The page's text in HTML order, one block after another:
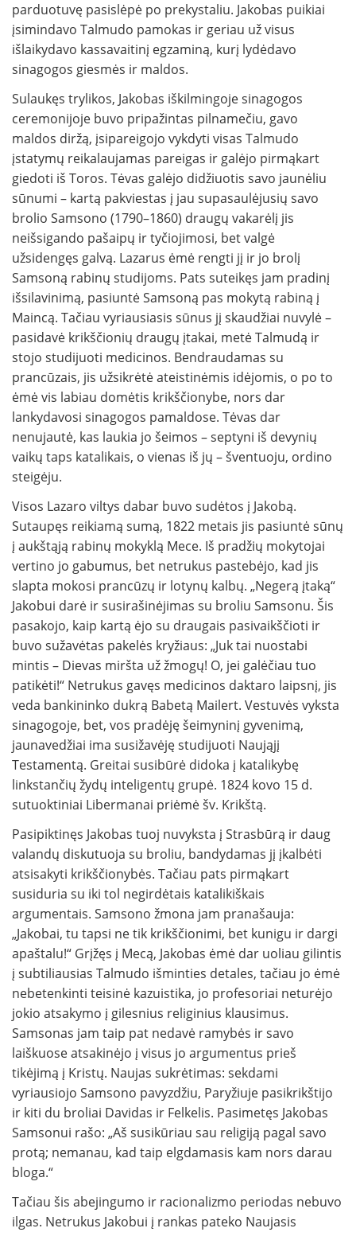
parduotuvę pasislėpė po prekystaliu. Jakobas puikiai
įsimindavo Talmudo pamokas ir geriau už visus
išlaikydavo kassavaitinį egzaminą, kurį lydėdavo
sinagogos giesmės ir maldos.
Sulaukęs trylikos, Jakobas iškilmingoje sinagogos
ceremonijoje buvo pripažintas pilnamečiu, gavo
maldos diržą, įsipareigojo vykdyti visas Talmudo
įstatymų reikalaujamas pareigas ir galėjo pirmąkart
giedoti iš Toros. Tėvas galėjo didžiuotis savo jaunėliu
sūnumi – kartą pakviestas į jau supasaulėjusių savo
brolio Samsono (1790–1860) draugų vakarėlį jis
neišsigando pašaipų ir tyčiojimosi, bet valgė
užsidengęs galvą. Lazarus ėmė rengti jį ir jo brolį
Samsoną rabinų studijoms. Pats suteikęs jam pradinį
išsilavinimą, pasiuntė Samsoną pas mokytą rabiną į
Maincą. Tačiau vyriausiasis sūnus jį skaudžiai nuvylė –
pasidavė krikščionių draugų įtakai, metė Talmudą ir
stojo studijuoti medicinos. Bendraudamas su
prancūzais, jis užsikrėtė ateistinėmis idėjomis, o po to
ėmė vis labiau domėtis krikščionybe, nors dar
lankydavosi sinagogos pamaldose. Tėvas dar
nenujautė, kas laukia jo šeimos – septyni iš devynių
vaikų taps katalikais, o vienas iš jų – šventuoju, ordino
steigėju.
Visos Lazaro viltys dabar buvo sudėtos į Jakobą.
Sutaupęs reikiamą sumą, 1822 metais jis pasiuntė sūnų
į aukštąją rabinų mokyklą Mece. Iš pradžių mokytojai
vertino jo gabumus, bet netrukus pastebėjo, kad jis
slapta mokosi prancūzų ir lotynų kalbų. „Negerą įtaką“
Jakobui darė ir susirašinėjimas su broliu Samsonu. Šis
pasakojo, kaip kartą ėjo su draugais pasivaikščioti ir
buvo sužavėtas pakelės kryžiaus: „Juk tai nuostabi
mintis – Dievas miršta už žmogų! O, jei galėčiau tuo
patikėti!“ Netrukus gavęs medicinos daktaro laipsnį, jis
veda bankininko dukrą Babetą Mailert. Vestuvės vyksta
sinagogoje, bet, vos pradėję šeimyninį gyvenimą,
jaunavedžiai ima susižavėję studijuoti Naująjį
Testamentą. Greitai susibūrė didoka į katalikybę
linkstančių žydų inteligentų grupė. 1824 kovo 15 d.
sutuoktiniai Libermanai priėmė šv. Krikštą.
Pasipiktinęs Jakobas tuoj nuvyksta į Strasbūrą ir daug
valandų diskutuoja su broliu, bandydamas jį įkalbėti
atsisakyti krikščionybės. Tačiau pats pirmąkart
susiduria su iki tol negirdėtais katalikiškais
argumentais. Samsono žmona jam pranašauja:
„Jakobai, tu tapsi ne tik krikščionimi, bet kunigu ir dargi
apaštalu!“ Grįžęs į Mecą, Jakobas ėmė dar uoliau gilintis
į subtiliausias Talmudo išminties detales, tačiau jo ėmė
nebetenkinti teisinė kazuistika, jo profesoriai neturėjo
jokio atsakymo į gilesnius religinius klausimus.
Samsonas jam taip pat nedavė ramybės ir savo
laiškuose atsakinėjo į visus jo argumentus prieš
tikėjimą į Kristų. Naujas sukrėtimas: sekdami
vyriausiojo Samsono pavyzdžiu, Paryžiuje pasikrikštijo
ir kiti du broliai Davidas ir Felkelis. Pasimetęs Jakobas
Samsonui rašo: „Aš susikūriau sau religiją pagal savo
protą; nemanau, kad taip elgdamasis kam nors darau
bloga.“
Tačiau šis abejingumo ir racionalizmo periodas nebuvo
ilgas. Netrukus Jakobui į rankas pateko Naujasis